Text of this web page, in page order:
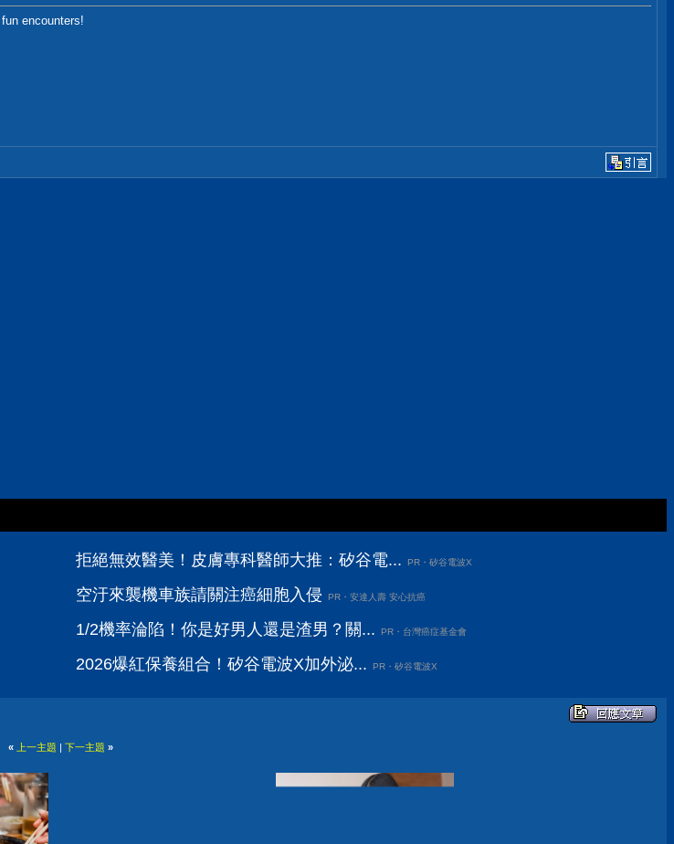
encounters!
拒絕無效醫美！皮膚專科醫師大推：矽谷電... PR・矽谷電波X
空汙來襲機車族請關注癌細胞入侵 PR・安達人壽 安心抗癌
1/2機率淪陷！你是好男人還是渣男？關... PR・台灣癌症基金會
2026爆紅保養組合！矽谷電波X加外泌... PR・矽谷電波X
« 上一主題 | 下一主題 »